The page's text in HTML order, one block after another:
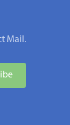
Mail.